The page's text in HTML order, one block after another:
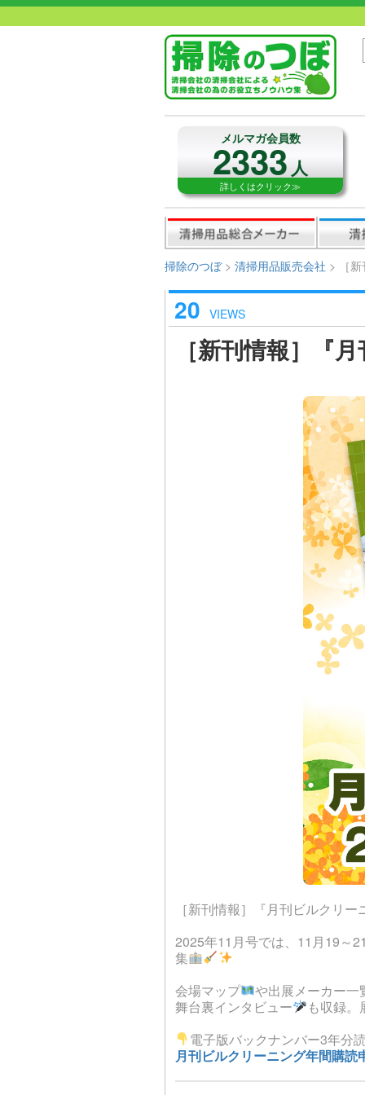
メルマガ会員数
2333人
詳しくはクリック≫
掃除のつぼ> 清掃用品販売会社 > ［
20 VIEWS
［新刊情報］『
［新刊情報］『月刊ビルクリ
2025年11月号では、11月19～
集
会場マップ
や出展メーカー一
舞台裏インタビュー
も収録
電子版バックナンバー3年分
月刊ビルクリーニング年間購読